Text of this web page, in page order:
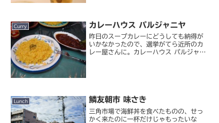
Curry カレーハウス パルジャニヤ
昨日のスープカレーにどうしても納得が
いかなかったので、選挙がてら近所のカ
レー屋さんに。カレーハウス パルジャニ
Lunch 鱗友朝市 味さき
三角市場で海鮮丼を食べたものの、せっ
かく来たのに一杯だけじゃもったいな